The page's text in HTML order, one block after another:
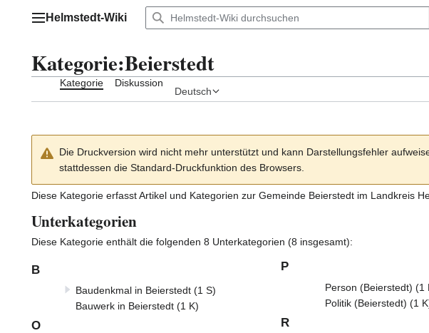
Hauptmenü
Helmstedt-Wiki
Kategorie:Beierstedt
Kategorie Diskussion
Deutsch
Die Druckversion wird nicht mehr unterstützt und kann Darstellungsfehler
stattdessen die Standard-Druckfunktion des Browsers.
Diese Kategorie erfasst Artikel und Kategorien zur Gemeinde Beierstedt im Landkreis
Unterkategorien
Diese Kategorie enthält die folgenden 8 Unterkategorien (8 insgesamt):
B
Baudenkmal in Beierstedt (1 S)
Bauwerk in Beierstedt (1 K)
O
P
Person (Beierstedt) (1
Politik (Beierstedt) (1
R